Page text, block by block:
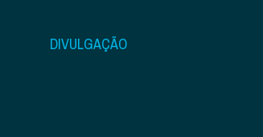
DIVULGAÇÃO